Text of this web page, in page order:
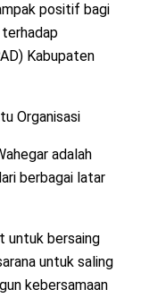
positif bagi
Kabupaten
Organisasi
adalah
berbagai latar
untuk bersaing
untuk saling
kebersamaan